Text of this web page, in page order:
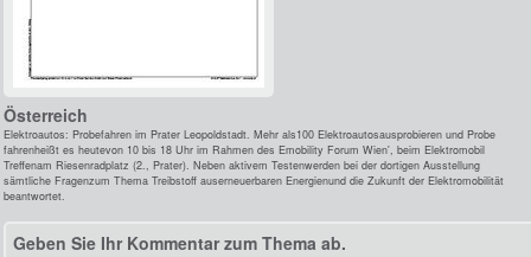
Österreich
Elektroautos: Probefahren im Prater Leopoldstadt. Mehr als100 Elektroautosausprobieren und Probe
fahrenheißt es heutevon 10 bis 18 Uhr im Rahmen des Emobility Forum Wien', beim Elektromobil
Treffenam Riesenradplatz (2., Prater). Neben aktivem Testenwerden bei der dortigen Ausstellung
sämtliche Fragenzum Thema Treibstoff auserneuerbaren Energienund die Zukunft der Elektromobilität
beantwortet.
Geben Sie Ihr Kommentar zum Thema ab.